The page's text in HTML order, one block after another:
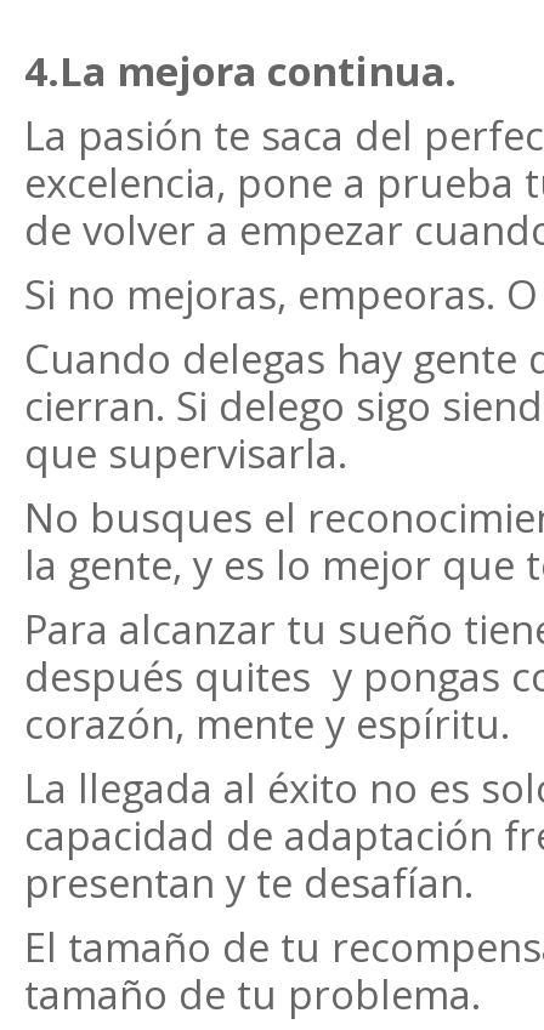
4.La mejora continua.
La pasión te saca del
excelencia, pone a prueba
de volver a empezar
Si no mejoras, empeoras.
Cuando delegas hay
cierran. Si delego sigo
que supervisarla.
No busques el
la gente, y es lo mejor que
Para alcanzar tu sueño
después quites y pongas
corazón, mente y espíritu.
La llegada al éxito no es
capacidad de adaptación
presentan y te desafían.
El tamaño de tu
tamaño de tu problema.